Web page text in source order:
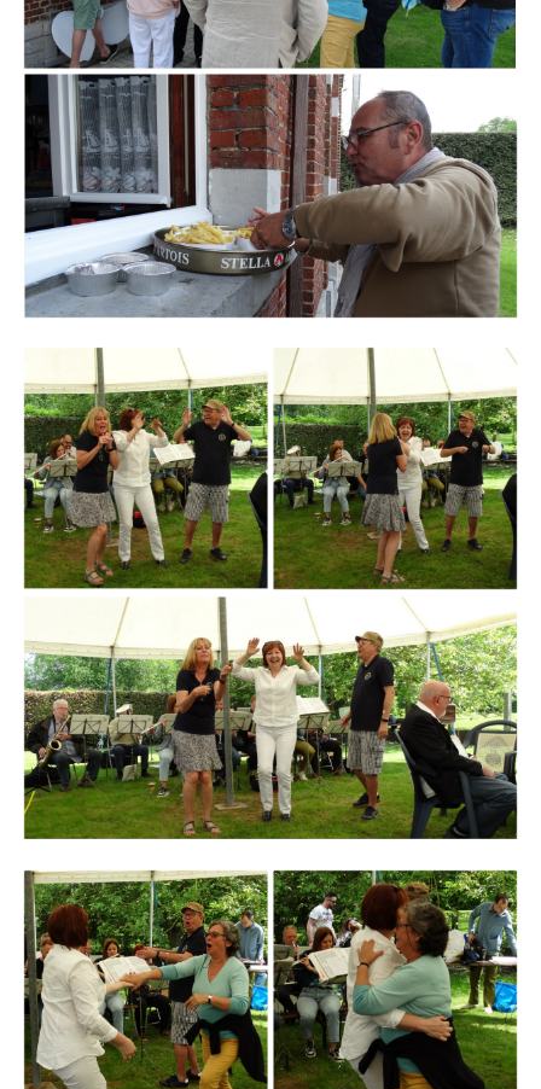
Branding
ARMCHAIR
Branding
ARMCHAIR